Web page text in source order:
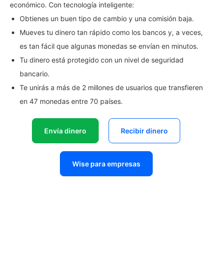
económico. Con tecnología inteligente:
Obtienes un buen tipo de cambio y una comisión baja.
Mueves tu dinero tan rápido como los bancos y, a veces,
es tan fácil que algunas monedas se envían en minutos.
Tu dinero está protegido con un nivel de seguridad
bancario.
Te unirás a más de 2 millones de usuarios que transfieren
en 47 monedas entre 70 países.
Envía dinero Recibir dinero
Wise para empresas